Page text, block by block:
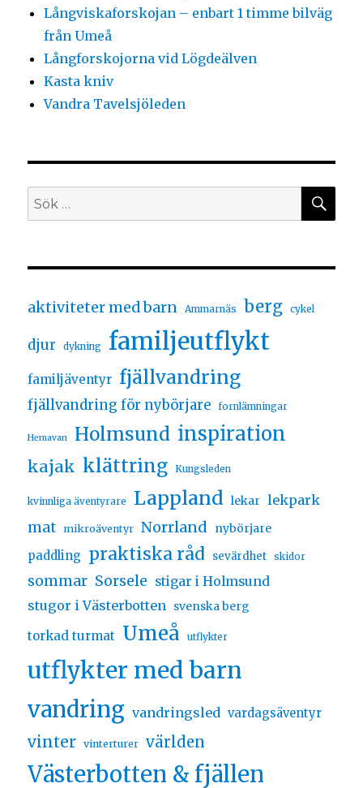
Långviskaforskojan – enbart 1 timme bilväg
från Umeå
Långforskojorna vid Lögdeälven
Kasta kniv
Vandra Tavelsjöleden
aktiviteter med barn Ammarnäs berg cykel
djur dykning familjeutflykt
familjäventyr fjällvandring
fjällvandring för nybörjare fornlämningar
Hemavan Holmsund inspiration
kajak klättring Kungsleden
kvinnliga äventyrare Lappland lekar lekpark
mat mikroäventyr Norrland
nybörjare
paddling
praktiska råd sevärdhet skidor
sommar Sorsele stigar i Holmsund
stugor i Västerbotten svenska berg
torkad turmat Umeå utflykter
utflykter med barn
vandring vandringsled vardagsäventyr
vinter vinterturer världen
Västerbotten & fjällen